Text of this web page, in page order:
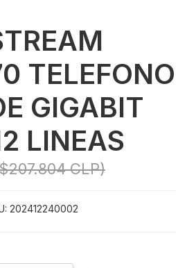
TELEFONO
GIGABIT
LINEAS
CLP)
202412240002